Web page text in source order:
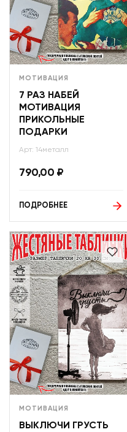
МОТИВАЦИЯ
7 РАЗ НАБЕЙ
МОТИВАЦИЯ
ПРИКОЛЬНЫЕ
ПОДАРКИ
Арт: 14металл
790,00 ₽
ПОДРОБНЕЕ
МОТИВАЦИЯ
ВЫКЛЮЧИ ГРУСТЬ